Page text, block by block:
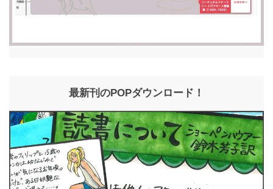
最新刊のPOPダウンロード！